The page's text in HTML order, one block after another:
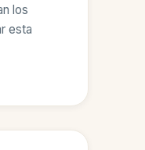
los
esta